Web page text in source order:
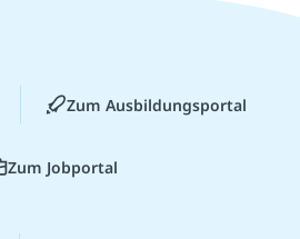
Zum Ausbildungsportal
Zum Jobportal